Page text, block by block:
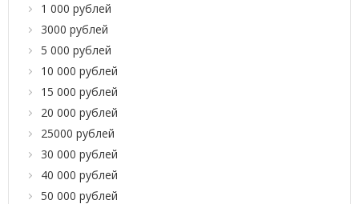
1 000 рублей
3000 рублей
5 000 рублей
10 000 рублей
15 000 рублей
20 000 рублей
25000 рублей
30 000 рублей
40 000 рублей
50 000 рублей